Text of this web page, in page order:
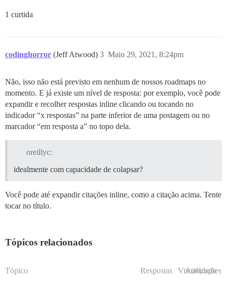
1 curtida
codinghorror (Jeff Atwood) Maio 29, 2021, 8:24pm
3
Não, isso não está previsto em nenhum de nossos roadmaps no
momento. E já existe um nível de resposta: por exemplo, você pode
expandir e recolher respostas inline clicando ou tocando no
indicador “x respostas” na parte inferior de uma postagem ou no
marcador “em resposta a” no topo dela.
oreillyc:
idealmente com capacidade de colapsar?
Você pode até expandir citações inline, como a citação acima. Tente
tocar no título.
Tópicos relacionados
Tópico Respostas Visualizações
Atividade